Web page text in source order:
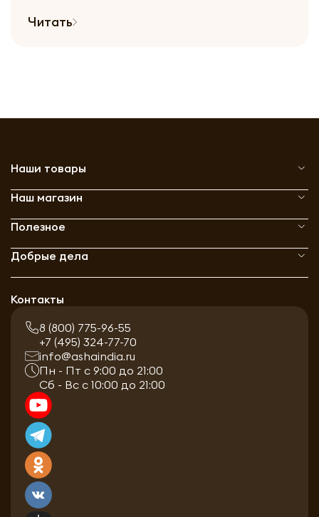
Читать
Наши товары
Наш магазин
Полезное
Добрые дела
Контакты
8 (800) 775-96-55
+7 (495) 324-77-70
info@ashaindia.ru
Пн - Пт с 9:00 до 21:00
Сб - Вс с 10:00 до 21:00